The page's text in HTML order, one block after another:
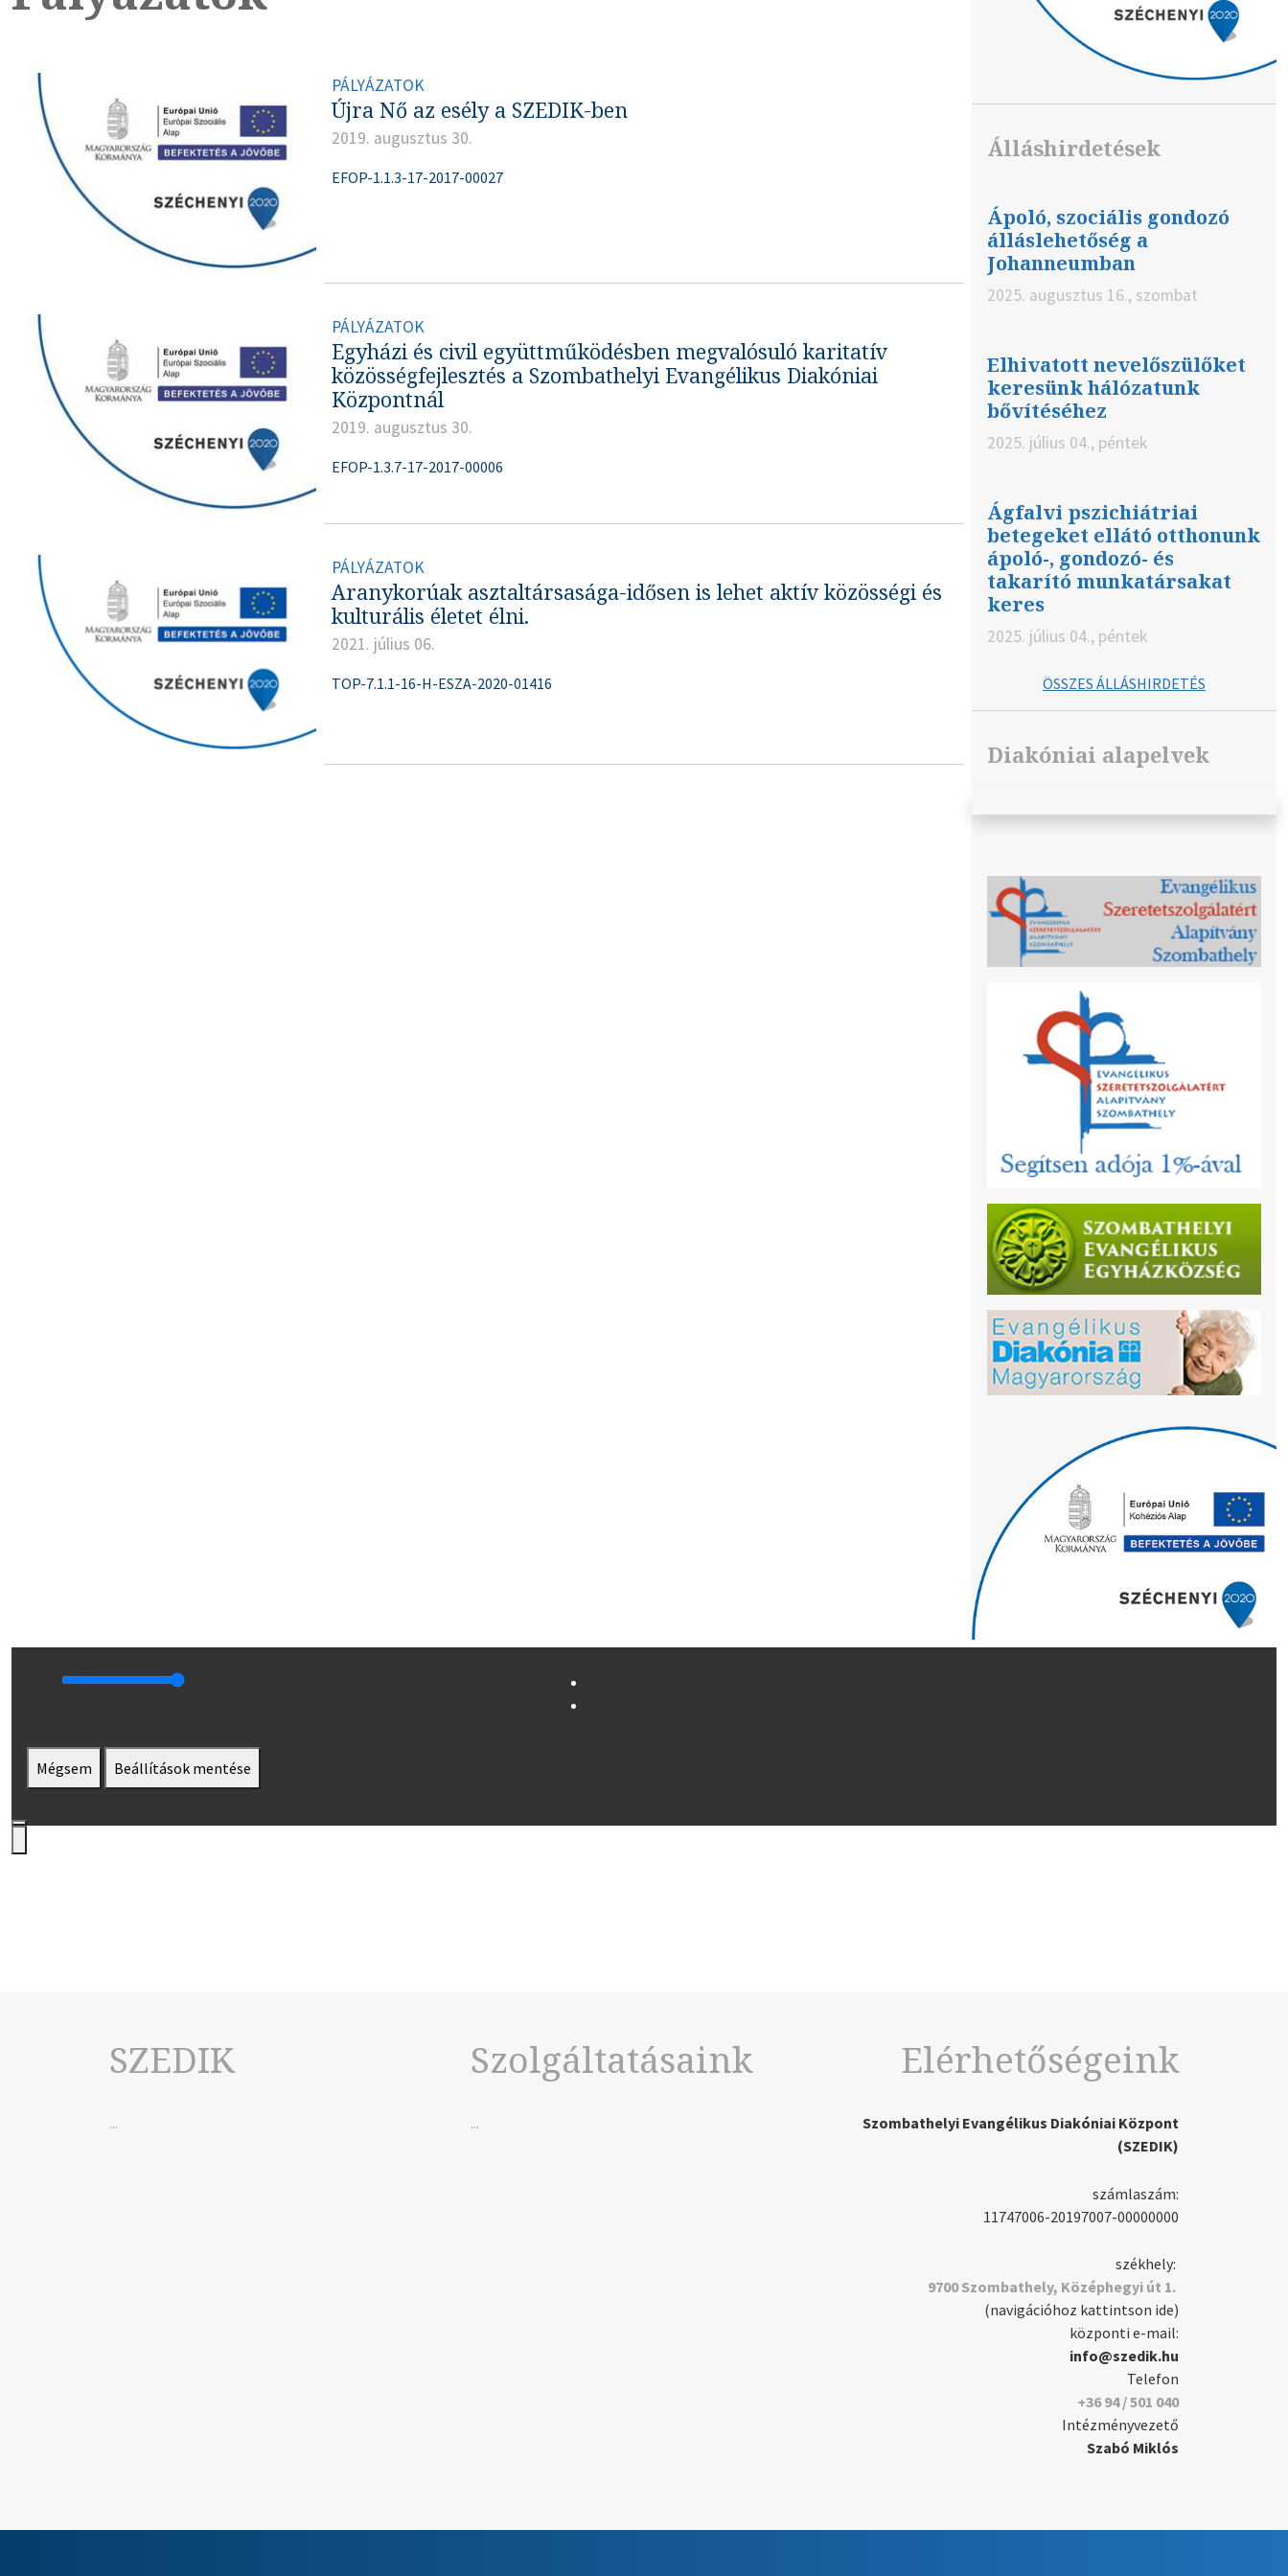
PÁLYÁZATOK
Újra Nő az esély a SZEDIK-ben
2019. augusztus 30.
EFOP-1.1.3-17-2017-00027
PÁLYÁZATOK
Egyházi és civil együttműködésben megvalósuló karitatív
közösségfejlesztés a Szombathelyi Evangélikus Diakóniai
Központnál
2019. augusztus 30.
EFOP-1.3.7-17-2017-00006
PÁLYÁZATOK
Aranykorúak asztaltársasága-idősen is lehet aktív közösségi és
kulturális életet élni.
2021. július 06.
TOP-7.1.1-16-H-ESZA-2020-01416
Álláshirdetések
Ápoló, szociális gondozó
álláslehetőség a
Johanneumban
2025. augusztus 16., szombat
Elhivatott nevelőszülőket
keresünk hálózatunk
bővítéséhez
2025. július 04., péntek
Ágfalvi pszichiátriai
betegeket ellátó otthonunk
ápoló-, gondozó- és
takarító munkatársakat
keres
2025. július 04., péntek
ÖSSZES ÁLLÁSHIRDETÉS
Diakóniai alapelvek
Mégsem Beállítások mentése
SZEDIK
...
Szolgáltatásaink
...
Elérhetőségeink
Szombathelyi Evangélikus Diakóniai Központ
(SZEDIK)
számlaszám:
11747006-20197007-00000000
székhely:
9700 Szombathely, Középhegyi út 1.
(navigációhoz kattintson ide)
központi e-mail:
info@szedik.hu
Telefon
+36 94 / 501 040
Intézményvezető
Szabó Miklós